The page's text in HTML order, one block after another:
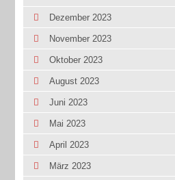
Dezember 2023
November 2023
Oktober 2023
August 2023
Juni 2023
Mai 2023
April 2023
März 2023